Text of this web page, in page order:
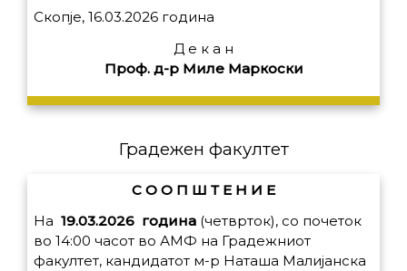
Скопје, 16.03.2026 година
Д е к а н
Проф. д-р Миле Маркоски
Градежен факултет
С О О П Ш Т Е Н И Е
На 19.03.2026 година (четврток), со почеток
во 14:00 часот во АМФ на Градежниот
факултет, кандидатот м-р Наташа Малијанска